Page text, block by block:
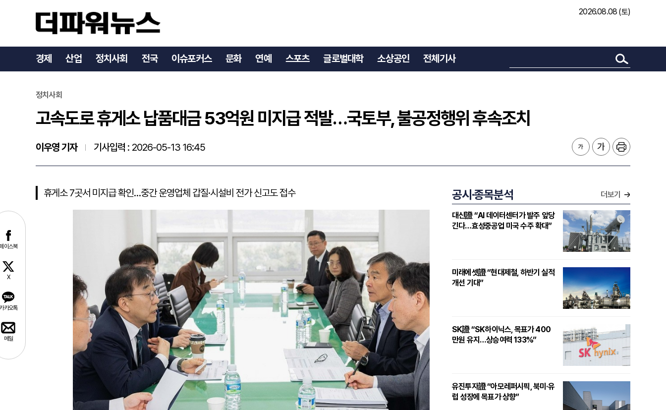
2026.08.08 (토)
경제 산업 정치사회 전국 이슈포커스 문화 연예 스포츠 글로벌대학 소상공인 전체기사
고속도로 휴게소 납품대금 53억원 미지급 적발…국토부, 불공정행위 후속조치
이스북
X
카오톡
메일
정치사회
고속도로 휴게소 납품대금 53억원 미지급 적발…국토부, 불공정행위 후속조치
이우영 기자 기사입력 : 2026-05-13 16:45
휴게소 7곳서 미지급 확인…중간 운영업체 갑질·시설비 전가 신고도 접수 공시·종목분석 더보기
대신證 “AI 데이터센터가 발주 앞당
긴다…효성중공업 미국 수주 확대”
미래에셋證 “현대제철, 하반기 실적
개선 기대”
SK證 “SK하이닉스, 목표가 400
만원 유지…상승여력 133%”
유진투자證 “아모레퍼시픽, 북미·유
럽 성장에 목표가 상향”